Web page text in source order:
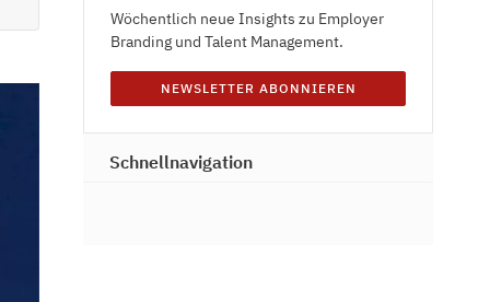
Wöchentlich neue Insights zu Employer
Branding und Talent Management.
NEWSLETTER ABONNIEREN
Schnellnavigation